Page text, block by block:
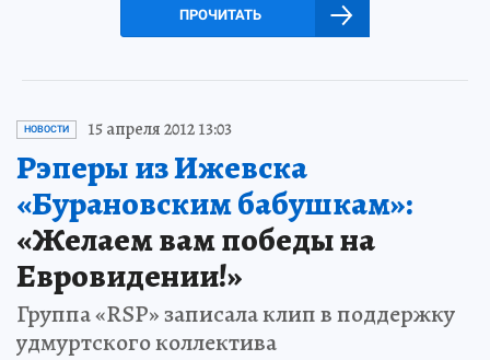
ПРОЧИТАТЬ
НОВОСТИ 15 апреля 2012 13:03
Рэперы из Ижевска
«Бурановским бабушкам»:
«Желаем вам победы на
Евровидении!»
Группа «RSP» записала клип в поддержку
удмуртского коллектива